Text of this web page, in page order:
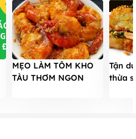
MẸO LÀM TÔM KHO
TÀU THƠM NGON
Tận
thừa